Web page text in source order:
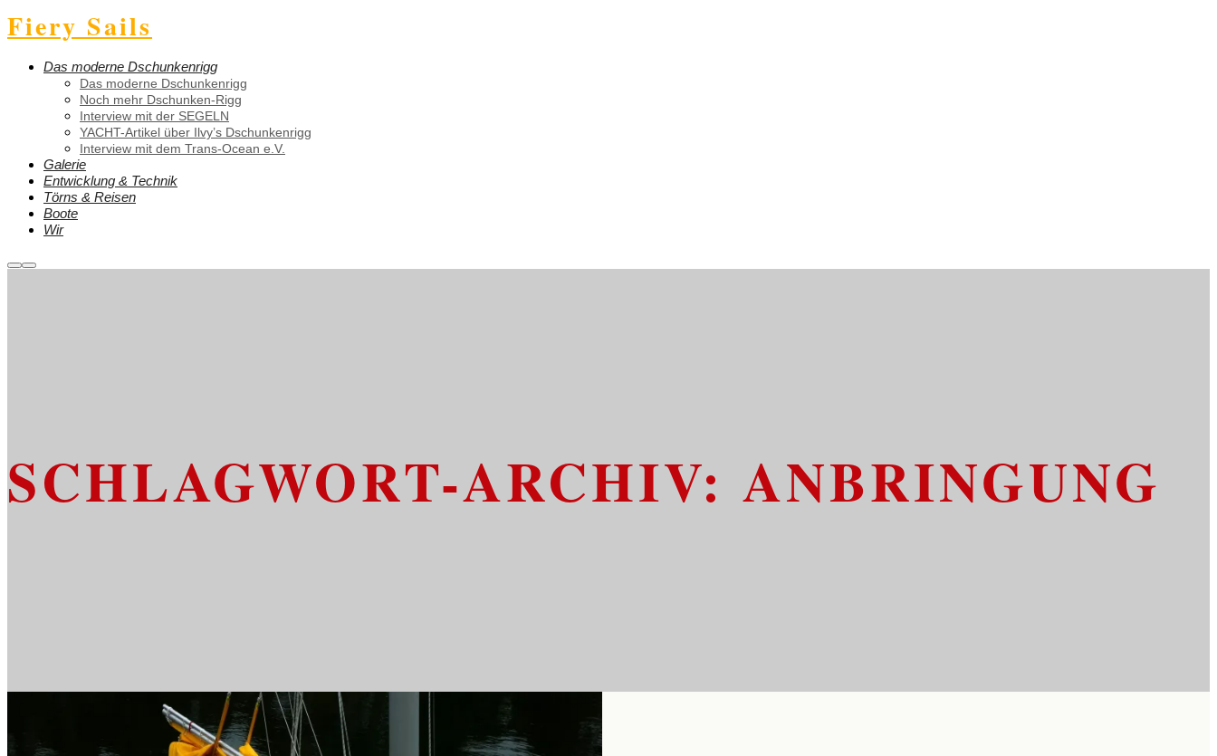
Fiery Sails
Das moderne Dschunkenrigg
Das moderne Dschunkenrigg
Noch mehr Dschunken-Rigg
Interview mit der SEGELN
YACHT-Artikel über Ilvy’s Dschunkenrigg
Interview mit dem Trans-Ocean e.V.
Galerie
Entwicklung & Technik
Törns & Reisen
Boote
Wir
Weitere
Hauptmenü
SCHLAGWORT-ARCHIV: ANBRINGUNG